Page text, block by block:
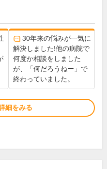
30年来の悩みが一気に
解決しました!他の病院で
何度か相談をしました
が、「何だろうねー」で
終わっていました。
細をみる